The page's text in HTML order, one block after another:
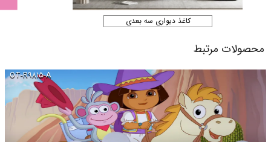
کاغذ دیواری سه بعدی
محصولات مرتبط
OT-R۹۸۱۵-A